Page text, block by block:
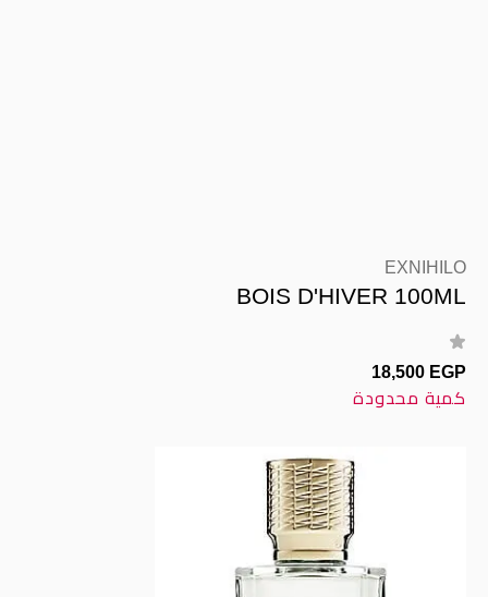
EXNIHILO
BOIS D'HIVER 100ML
18,500 EGP
كمية محدودة